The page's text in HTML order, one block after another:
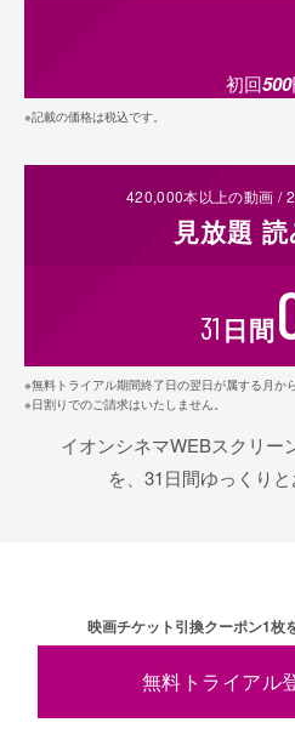
初回500
※記載の価格は税込です。
420,000本以上の動画 /
見放題
31 日間
※無料トライアル期間終了日の翌日が属する月か
※日割りでのご請求はいたしません。
イオンシネマWEBスクリー
を、31日間ゆっくりと
映画チケット引換クーポン1枚
無料トライアル